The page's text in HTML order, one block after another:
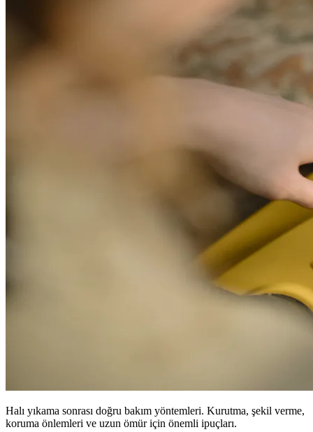
Halı yıkama sonrası doğru bakım yöntemleri. Kurutma, şekil verme,
koruma önlemleri ve uzun ömür için önemli ipuçları.